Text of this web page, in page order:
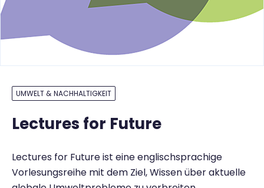
UMWELT & NACHHALTIGKEIT
Lectures for Future
Lectures for Future ist eine englischsprachige
Vorlesungsreihe mit dem Ziel, Wissen über aktuelle